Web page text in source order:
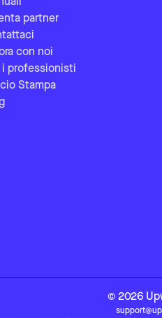
partner
con noi
i professionisti
Stampa
© 2026